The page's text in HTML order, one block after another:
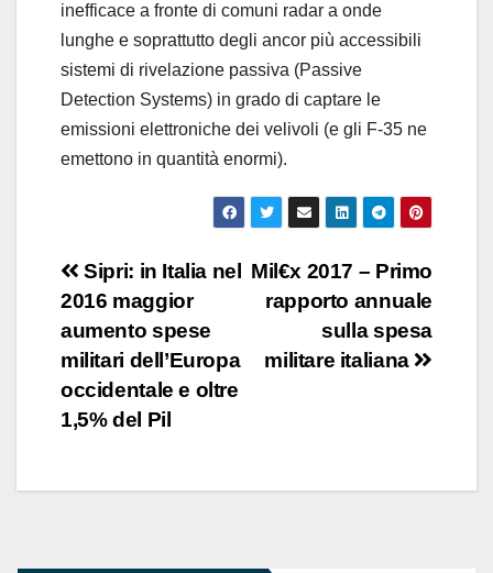
inefficace a fronte di comuni radar a onde
lunghe e soprattutto degli ancor più accessibili
sistemi di rivelazione passiva (Passive
Detection Systems) in grado di captare le
emissioni elettroniche dei velivoli (e gli F-35 ne
emettono in quantità enormi).
Navigazione
articoli
Mil€x 2017 – Primo
rapporto annuale
sulla spesa
militare italiana
Sipri: in Italia nel
2016 maggior
aumento spese
militari dell’Europa
occidentale e oltre
1,5% del Pil